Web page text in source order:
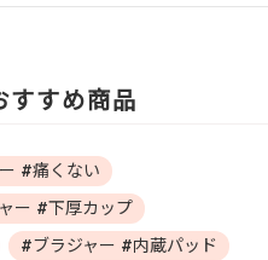
すすめ商品
#痛くない
ー #下厚カップ
#ブラジャー #内蔵パッド